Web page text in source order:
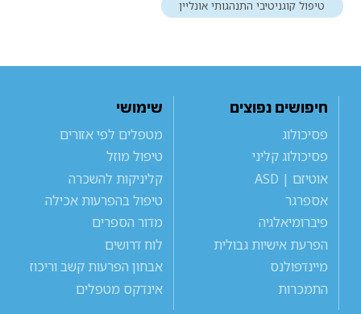
טיפול קוגניטיבי התנהגותי אונליין
חיפושים נפוצים
פסיכולוג
פסיכולוג קליני
אוטיזם | ASD
אספרגר
פיברומיאלגיה
הפרעת אישיות גבולית
מיינדפולנס
התמכרות
שימושי
מטפלים לפי אזורים
טיפול מוזל
קליניקות להשכרה
טיפול בהפרעות אכילה
מדור הספרים
לוח דרושים
אבחון הפרעות קשב וריכוז
אינדקס מטפלים